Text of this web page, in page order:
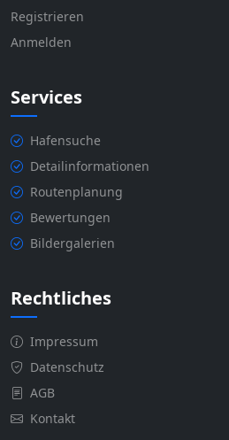
Registrieren
Anmelden
Services
Hafensuche
Detailinformationen
Routenplanung
Bewertungen
Bildergalerien
Rechtliches
Impressum
Datenschutz
AGB
Kontakt